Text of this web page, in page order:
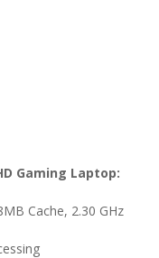
Gaming Laptop:
Cache, 2.30 GHz